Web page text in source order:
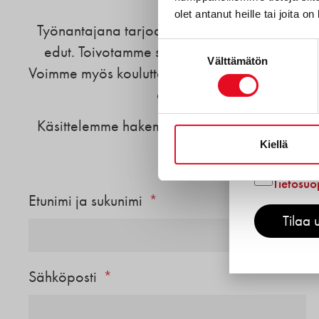
olet antanut heille tai joita
Välttämätön
Kiellä
Työnantajana tarjoamme sinulle kasvavan ja
edut. Toivotamme sinut tervetulleeksi osaksi
Voimme myös kouluttaa sinut leipuriksi, mikäli
oikeaa työasennetta ja
Käsittelemme hakemuksia kahden viikon
sekä
Etunimi ja sukunimi
Sähköposti
Reseptit
Tilaa